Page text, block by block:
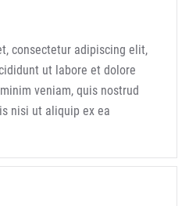
consectetur adipiscing elit,
ut labore et dolore
veniam, quis nostrud
nisi ut aliquip ex ea